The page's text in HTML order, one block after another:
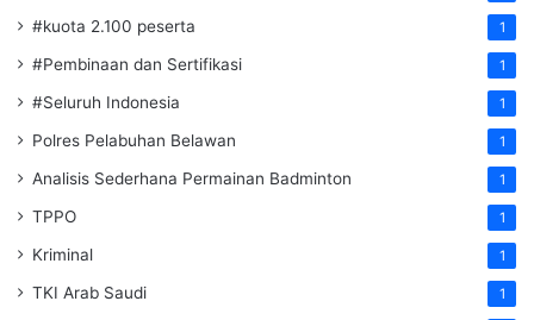
#kuota 2.100 peserta 1
#Pembinaan dan Sertifikasi 1
#Seluruh Indonesia 1
Polres Pelabuhan Belawan 1
Analisis Sederhana Permainan Badminton 1
TPPO 1
Kriminal 1
TKI Arab Saudi 1